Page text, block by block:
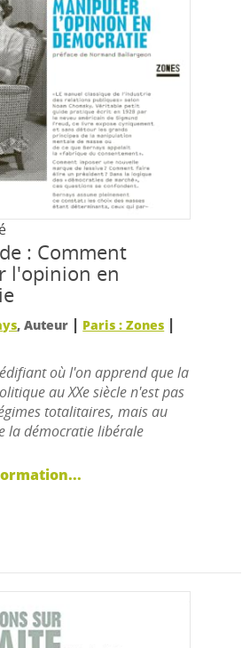
: Comment
l'opinion en
, Auteur | Paris : Zones |
où l'on apprend que la
au XXe siècle n'est pas
totalitaires, mais au
la démocratie libérale